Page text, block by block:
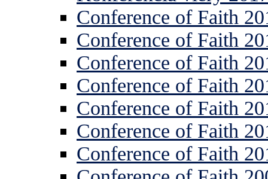
Conference of Faith
Conference of Faith
Conference of Faith
Conference of Faith
Conference of Faith
Conference of Faith
Conference of Faith